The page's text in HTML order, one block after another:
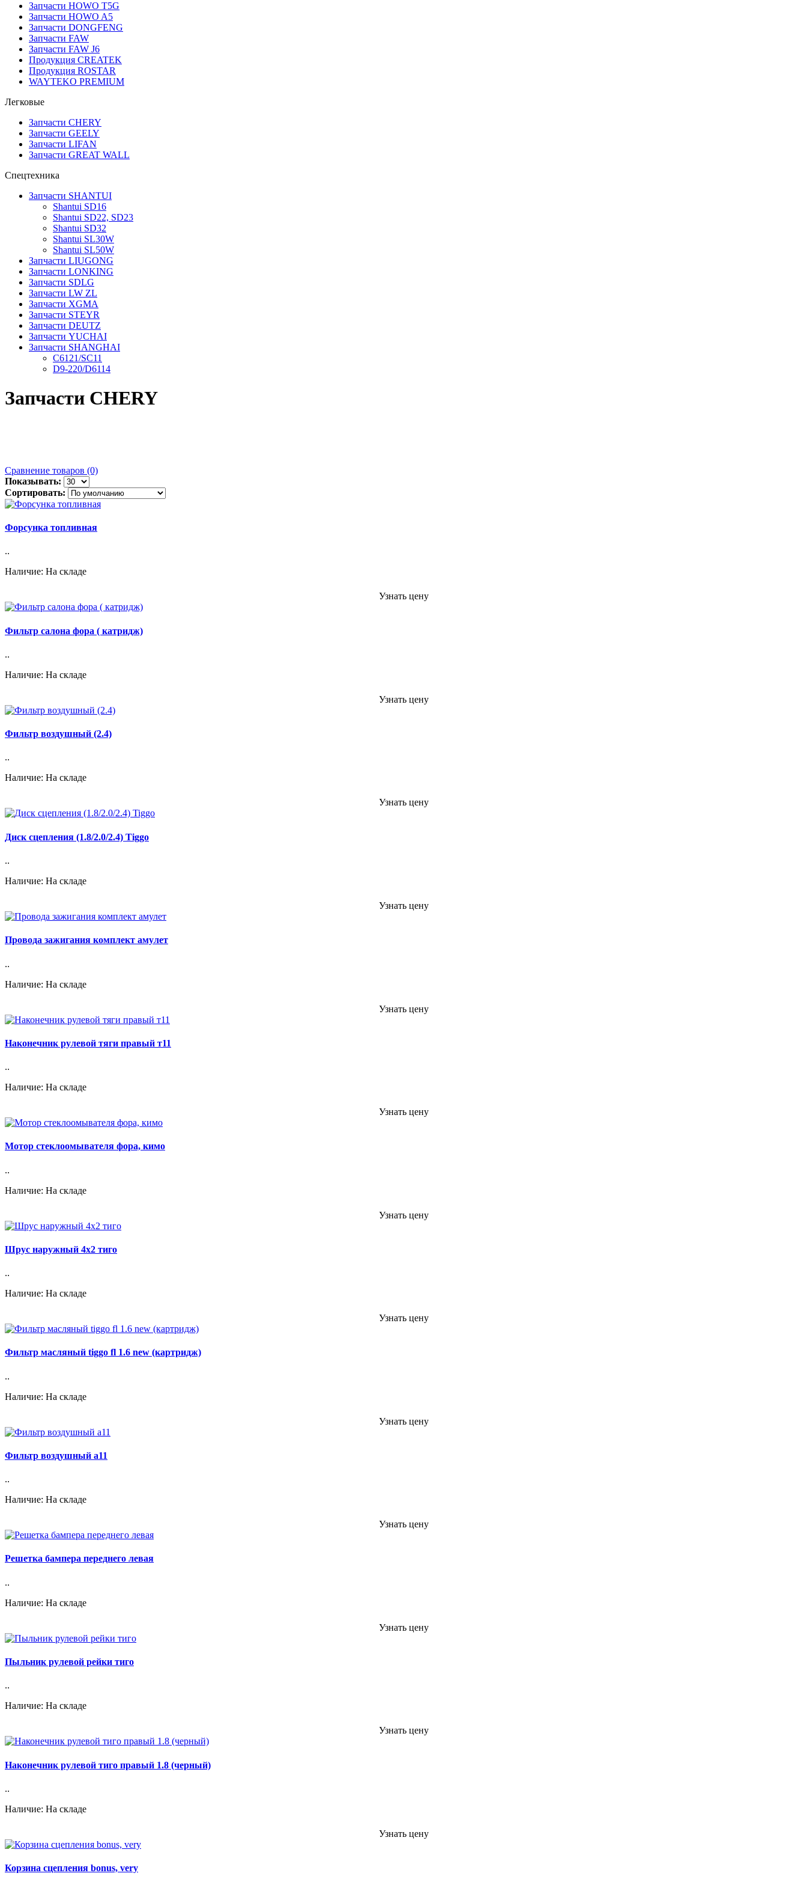
Запчасти HOWO T5G
Запчасти HOWO A5
Запчасти DONGFENG
Запчасти FAW
Запчасти FAW J6
Продукция CREATEK
Продукция ROSTAR
WAYTEKO PREMIUM
Легковые
Запчасти CHERY
Запчасти GEELY
Запчасти LIFAN
Запчасти GREAT WALL
Спецтехника
Запчасти SHANTUI
Shantui SD16
Shantui SD22, SD23
Shantui SD32
Shantui SL30W
Shantui SL50W
Запчасти LIUGONG
Запчасти LONKING
Запчасти SDLG
Запчасти LW ZL
Запчасти XGMA
Запчасти STEYR
Запчасти DEUTZ
Запчасти YUCHAI
Запчасти SHANGHAI
C6121/SC11
D9-220/D6114
Запчасти CHERY
Сравнение товаров (0)
Показывать:
Сортировать:
Форсунка топливная
..
Наличие: На складе
Узнать цену
Фильтр салона фора ( катридж)
..
Наличие: На складе
Узнать цену
Фильтр воздушный (2.4)
..
Наличие: На складе
Узнать цену
Диск сцепления (1.8/2.0/2.4) Tiggo
..
Наличие: На складе
Узнать цену
Провода зажигания комплект амулет
..
Наличие: На складе
Узнать цену
Наконечник рулевой тяги правый т11
..
Наличие: На складе
Узнать цену
Мотор стеклоомывателя фора, кимо
..
Наличие: На складе
Узнать цену
Шрус наружный 4х2 тиго
..
Наличие: На складе
Узнать цену
Фильтр масляный tiggo fl 1.6 new (картридж)
..
Наличие: На складе
Узнать цену
Фильтр воздушный a11
..
Наличие: На складе
Узнать цену
Решетка бампера переднего левая
..
Наличие: На складе
Узнать цену
Пыльник рулевой рейки тиго
..
Наличие: На складе
Узнать цену
Наконечник рулевой тиго правый 1.8 (черный)
..
Наличие: На складе
Узнать цену
Корзина сцепления bonus, very